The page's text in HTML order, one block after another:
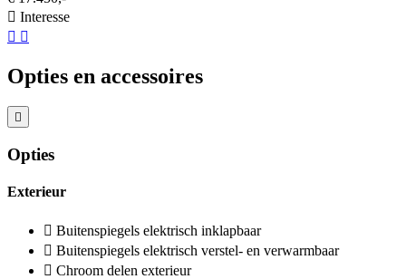
Interesse
Opties en accessoires
Opties
Exterieur
Buitenspiegels elektrisch inklapbaar
Buitenspiegels elektrisch verstel- en verwarmbaar
Chroom delen exterieur